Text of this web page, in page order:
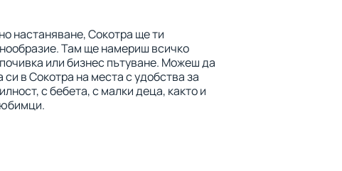
настаняване, Сокотра ще ти
Там ще намериш всичко
или бизнес пътуване. Можеш да
в Сокотра на места с удобства за
с бебета, с малки деца, както и